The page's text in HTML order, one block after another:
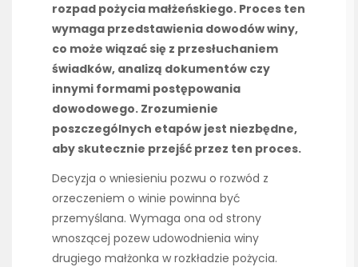
rozpad pożycia małżeńskiego. Proces ten
wymaga przedstawienia dowodów winy,
co może wiązać się z przesłuchaniem
świadków, analizą dokumentów czy
innymi formami postępowania
dowodowego. Zrozumienie
poszczególnych etapów jest niezbędne,
aby skutecznie przejść przez ten proces.
Decyzja o wniesieniu pozwu o rozwód z
orzeczeniem o winie powinna być
przemyślana. Wymaga ona od strony
wnoszącej pozew udowodnienia winy
drugiego małżonka w rozkładzie pożycia.